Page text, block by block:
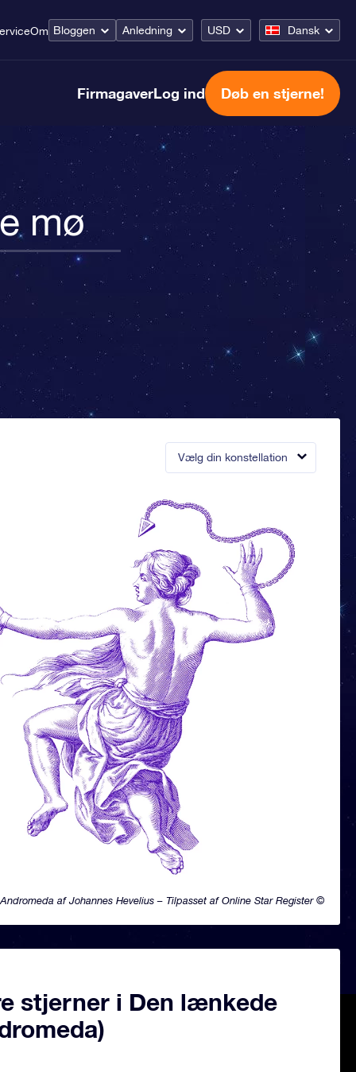
Om Bloggen Anledning USD Dansk
FirmagaverLog ind Døb en stjerne!
mø
Vælg din konstellation
Andromeda af Johannes Hevelius – Tilpasset af Online Star Register ©
stjerner i Den lænkede